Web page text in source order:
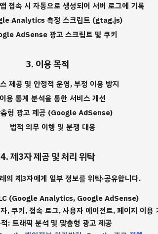
접속 시 자동으로 생성되어 서버 로그에 기록
Analytics 측정 스크립트 (gtag.js)
AdSense 광고 스크립트 및 쿠키
3. 이용 목적
제공 및 안정적 운영, 부정 이용 방지
이용 통계 분석을 통한 서비스 개선
형 광고 제공 (Google AdSense)
법적 의무 이행 및 분쟁 대응
4. 제3자 제공 및 처리 위탁
의 제3자에게 일부 정보를 위탁·공유합니다.
(Google Analytics, Google AdSense)
, 쿠키, 접속 로그, 사용자 에이전트, 페이지 이용
: 트래픽 분석 및 맞춤형 광고 제공